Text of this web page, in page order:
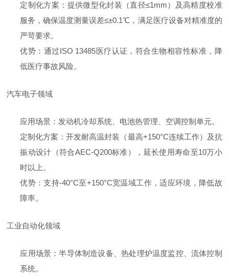
定制化方案：提供微型化封装（直径≤1mm）及高精度校准
服务，确保温度测量误差≤±0.1℃，满足医疗设备对精准度的
严苛要求。
优势：通过ISO 13485医疗认证，符合生物相容性标准，降
低医疗事故风险。
汽车电子领域
应用场景：发动机冷却系统、电池热管理、空调控制单元。
定制化方案：开发耐高温封装（最高+150°C连续工作）及抗
振动设计（符合AEC-Q200标准），延长使用寿命至10万小
时以上。
优势：支持-40°C至+150°C宽温域工作，适应环境，降低故
障率。
工业自动化领域
应用场景：半导体制造设备、热处理炉温度监控、流体控制
系统。